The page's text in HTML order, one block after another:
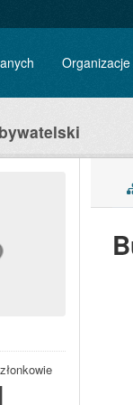
Organizacje